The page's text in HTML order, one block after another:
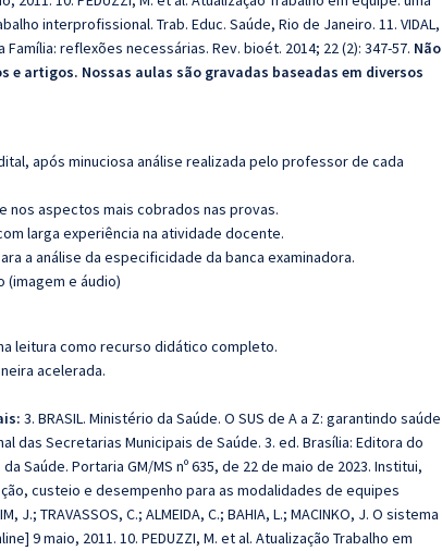
interprofissional. Trab. Educ. Saúde, Rio de Janeiro. 11. VIDAL,
reflexões necessárias. Rev. bioét. 2014; 22 (2): 347-57. Não
artigos. Nossas aulas são gravadas baseadas em diversos
após minuciosa análise realizada pelo professor de cada
nos aspectos mais cobrados nas provas.
larga experiência na atividade docente.
a análise da especificidade da banca examinadora.
(imagem e áudio)
leitura como recurso didático completo.
acelerada.
3. BRASIL. Ministério da Saúde. O SUS de A a Z: garantindo saúde
das Secretarias Municipais de Saúde. 3. ed. Brasília: Editora do
Saúde. Portaria GM/MS nº 635, de 22 de maio de 2023. Institui,
custeio e desempenho para as modalidades de equipes
TRAVASSOS, C.; ALMEIDA, C.; BAHIA, L.; MACINKO, J. O sistema
9 maio, 2011. 10. PEDUZZI, M. et al. Atualização Trabalho em